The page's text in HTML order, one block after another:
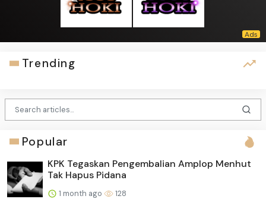
Trending
Popular
KPK Tegaskan Pengembalian Amplop Menhut
Tak Hapus Pidana
1 month ago 128